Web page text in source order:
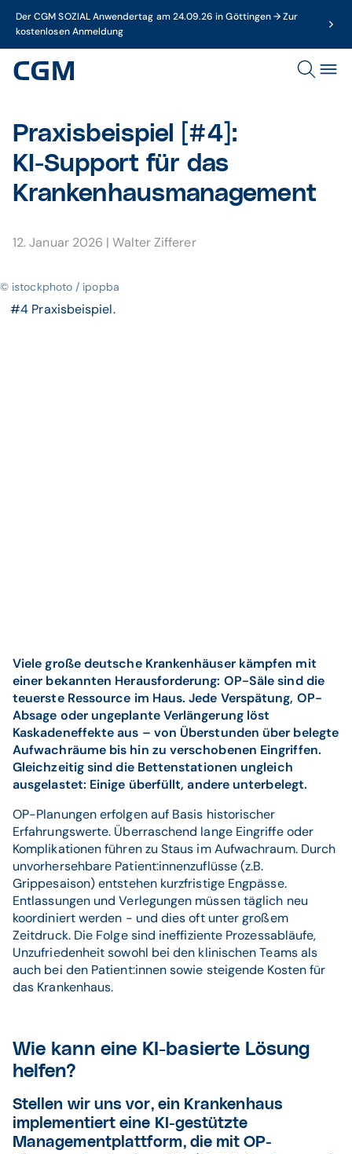
Der CGM SOZIAL Anwendertag am 24.09.26 in Göttingen → Zur
kostenlosen Anmeldung
Praxis­bei­spiel [#4]:
KI-Support für das
Kranken­haus­manage­ment
12. Januar 2026 |Walter Zifferer
© istockphoto / ipopba
#4 Praxisbeispiel.
Viele große deutsche Krankenhäuser kämpfen mit
einer bekannten Herausforderung: OP-Säle sind die
teuerste Ressource im Haus. Jede Verspätung, OP-
Absage oder ungeplante Verlängerung löst
Kaskadeneffekte aus – von Überstunden über belegte
Aufwachräume bis hin zu verschobenen Eingriffen.
Gleichzeitig sind die Bettenstationen ungleich
ausgelastet: Einige überfüllt, andere unterbelegt.
OP-Planungen erfolgen auf Basis historischer
Erfahrungswerte. Überraschend lange Eingriffe oder
Komplikationen führen zu Staus im Aufwachraum. Durch
unvorhersehbare Patient:innenzuflüsse (z.B.
Grippesaison) entstehen kurzfristige Engpässe.
Entlassungen und Verlegungen müssen täglich neu
koordiniert werden - und dies oft unter großem
Zeitdruck. Die Folge sind ineffiziente Prozessabläufe,
Unzufriedenheit sowohl bei den klinischen Teams als
auch bei den Patient:innen sowie steigende Kosten für
das Krankenhaus.
Wie kann eine KI-basierte Lösung
helfen?
Stellen wir uns vor, ein Krankenhaus
implementiert eine KI-gestützte
Managementplattform, die mit OP-